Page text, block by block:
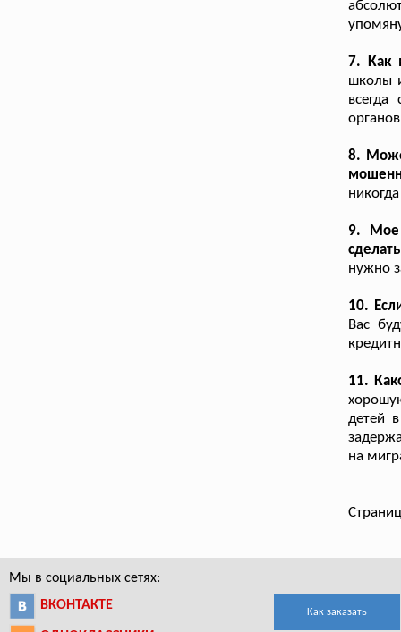
7. Как
школы
всегда
8.
9. Мое
нужно
10.
Вас
11.
детей
на
Мы в социальных сетях:
ВКОНТАКТЕ
Как заказать